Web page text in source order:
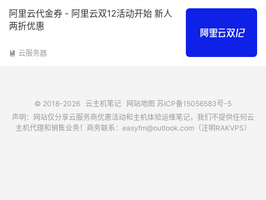
阿里云代金券 - 阿里云双12活动开始 新人
两折优惠
 云服务器
© 2018-2026 云主机笔记 网站地图 苏ICP备15056583号-5
声明：网站仅分享云服务商优惠活动和主机体验运维笔记，我们不提供任何云
主机代理和销售业务！商务联系：easyfm@outlook.com（注明RAKVPS）